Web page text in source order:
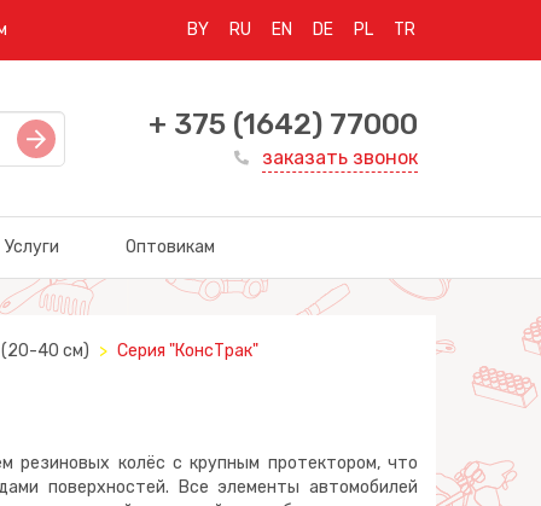
BY RU EN DE PL TR
+ 375 (1642) 77000
заказать звонок
Услуги Оптовикам
40 см) Серия "КонсТрак"
колёс с крупным протектором, что
поверхностей. Все элементы автомобилей